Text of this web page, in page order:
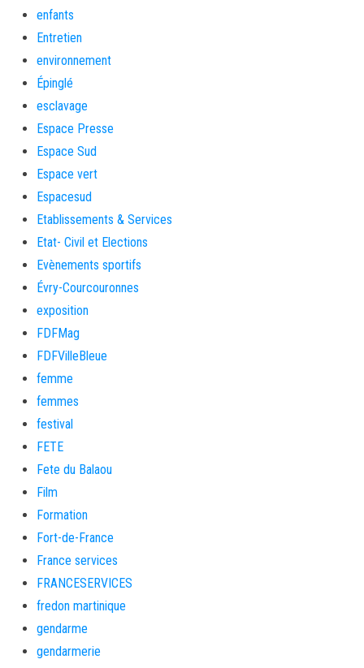
enfants
Entretien
environnement
Épinglé
esclavage
Espace Presse
Espace Sud
Espace vert
Espacesud
Etablissements & Services
Etat- Civil et Elections
Evènements sportifs
Évry-Courcouronnes
exposition
FDFMag
FDFVilleBleue
femme
femmes
festival
FETE
Fete du Balaou
Film
Formation
Fort-de-France
France services
FRANCESERVICES
fredon martinique
gendarme
gendarmerie